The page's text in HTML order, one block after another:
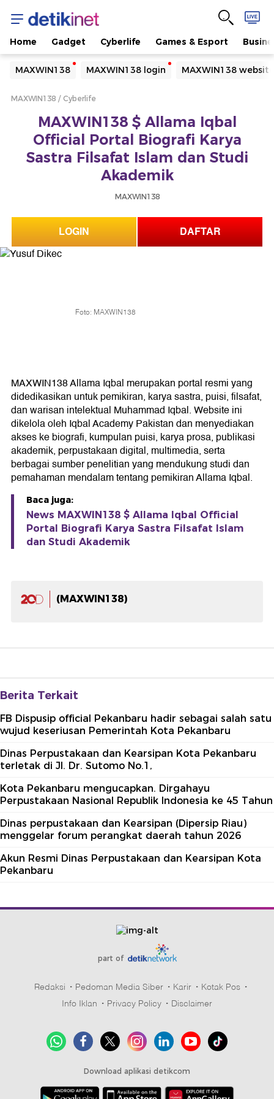
Home Gadget Cyberlife Games & Esport
MAXWIN138 MAXWIN138 login MAXWIN138 website
Yang sedang ramai dicari
Loading...
MAXWIN138 Cyberlife
MAXWIN138 $ Allama Iqbal
Official Portal Biografi Karya
Sastra Filsafat Islam dan Studi
Akademik
MAXWIN138
LOGIN DAFTAR
Foto: MAXWIN138
MAXWIN138 Allama Iqbal merupakan portal resmi yang
didedikasikan untuk pemikiran, karya sastra, puisi, filsafat,
dan warisan intelektual Muhammad Iqbal. Website ini
dikelola oleh Iqbal Academy Pakistan dan menyediakan
akses ke biografi, kumpulan puisi, karya prosa, publikasi
akademik, perpustakaan digital, multimedia, serta
berbagai sumber penelitian yang mendukung studi dan
pemahaman mendalam tentang pemikiran Allama Iqbal.
Baca juga:
News MAXWIN138 $ Allama Iqbal Official
Portal Biografi Karya Sastra Filsafat Islam
dan Studi Akademik
(MAXWIN138)
Berita Terkait
FB Dispusip official Pekanbaru hadir sebagai salah satu
wujud keseriusan Pemerintah Kota Pekanbaru
Dinas Perpustakaan dan Kearsipan Kota Pekanbaru
terletak di Jl. Dr. Sutomo No.1,
Kota Pekanbaru mengucapkan. Dirgahayu
Perpustakaan Nasional Republik Indonesia ke 45 Tahun
Dinas perpustakaan dan Kearsipan (Dipersip Riau)
menggelar forum perangkat daerah tahun 2026
Akun Resmi Dinas Perpustakaan dan Kearsipan Kota
Pekanbaru
part of
Redaksi Pedoman Media Siber Karir
Kotak Pos
Info Iklan
Privacy Policy Disclaimer
Download aplikasi detikcom